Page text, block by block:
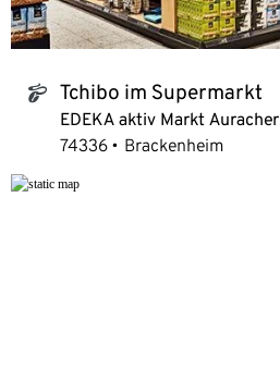
tchibo_logo Tchibo im Supermarkt
EDEKA aktiv Markt Auracher
74336
Brackenheim